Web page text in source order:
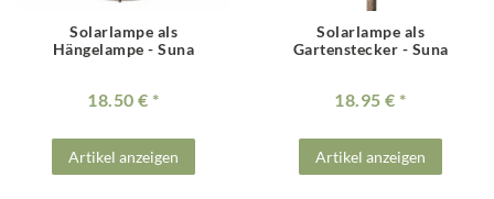
Solarlampe als
Hängelampe - Suna
18.50 €
Artikel anzeigen
Solarlampe als
Gartenstecker - Suna
18.95 €
Artikel anzeigen